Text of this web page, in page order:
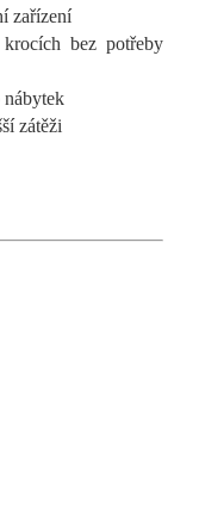
zařízení
bez potřeby
nábytek
zátěži